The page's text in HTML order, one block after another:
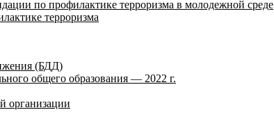
по профилактике терроризма в молодежной среде
терроризма
(БДД)
общего образования — 2022 г.
организации